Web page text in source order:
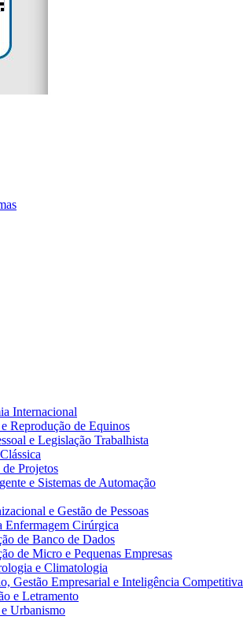
Internacional
Reprodução de Equinos
e Legislação Trabalhista
Projetos
e Sistemas de Automação
e Gestão de Pessoas
Enfermagem Cirúrgica
de Banco de Dados
de Micro e Pequenas Empresas
e Climatologia
Gestão Empresarial e Inteligência Competitiva
e Letramento
Urbanismo